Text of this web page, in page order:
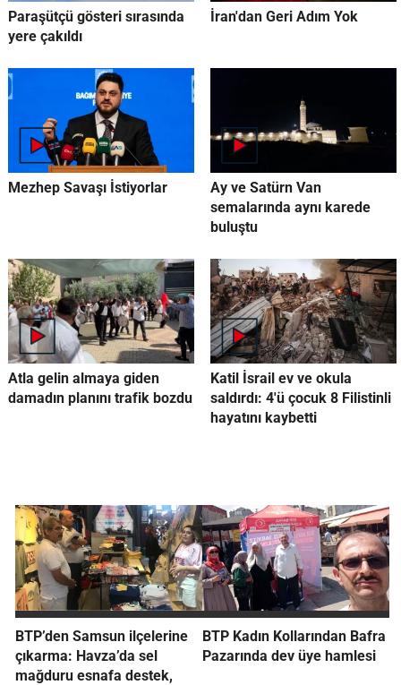
Paraşütçü gösteri sırasında
yere çakıldı
İran'dan Geri Adım Yok
Mezhep Savaşı İstiyorlar
Ay ve Satürn Van
semalarında aynı karede
buluştu
Atla gelin almaya giden
damadın planını trafik bozdu
Katil İsrail ev ve okula
saldırdı: 4'ü çocuk 8 Filistinli
hayatını kaybetti
BTP’den Samsun ilçelerine
çıkarma: Havza’da sel
mağduru esnafa destek,
BTP Kadın Kollarından Bafra
Pazarında dev üye hamlesi